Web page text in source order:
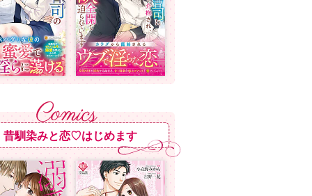
昔馴染みと恋♡はじめます